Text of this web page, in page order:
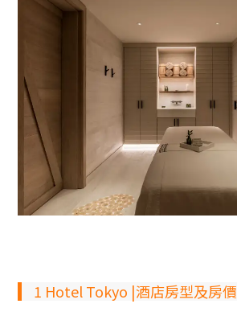
1 Hotel Tokyo |酒店房型及房價